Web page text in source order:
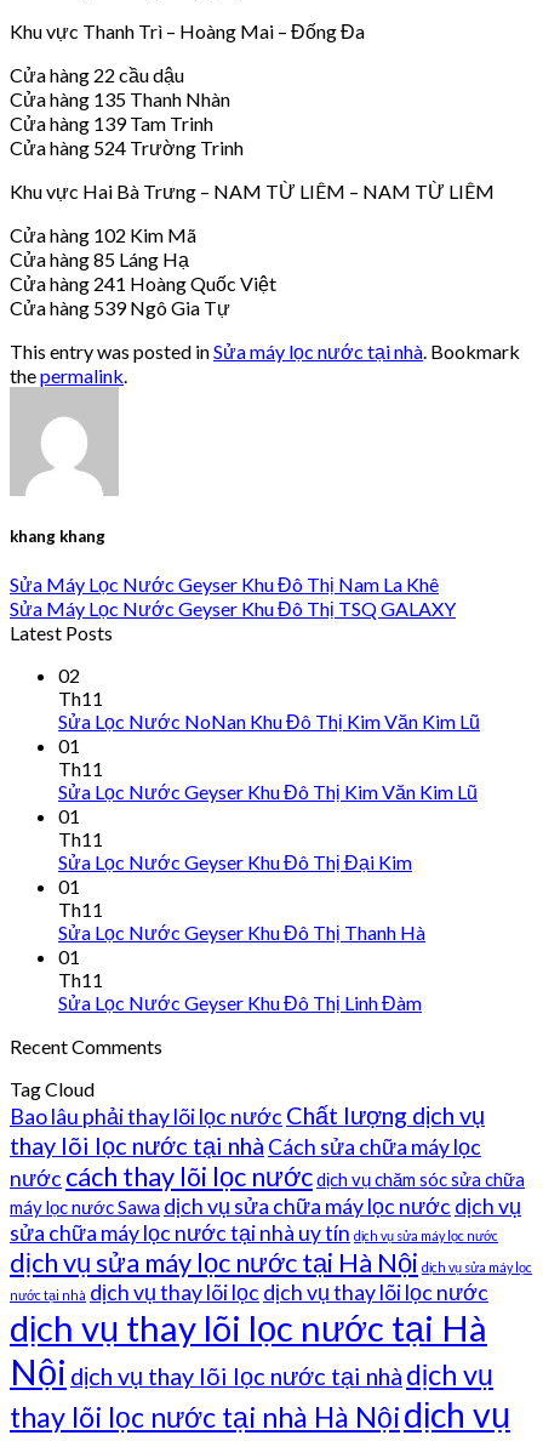
Khu vực Thanh Trì – Hoàng Mai – Đống Đa
Cửa hàng 22 cầu dậu
Cửa hàng 135 Thanh Nhàn
Cửa hàng 139 Tam Trinh
Cửa hàng 524 Trường Trinh
Khu vực Hai Bà Trưng – NAM TỪ LIÊM – NAM TỪ LIÊM
Cửa hàng 102 Kim Mã
Cửa hàng 85 Láng Hạ
Cửa hàng 241 Hoàng Quốc Việt
Cửa hàng 539 Ngô Gia Tự
This entry was posted inSửa máy lọc nước tại nhà . Bookmark
thepermalink
khang khang
Sửa Máy Lọc Nước Geyser Khu Đô Thị Nam La Khê
Sửa Máy Lọc Nước Geyser Khu Đô Thị TSQ GALAXY
Latest Posts
02
Th11
Sửa Lọc Nước NoNan Khu Đô Thị Kim Văn Kim Lũ
01
Th11
Sửa Lọc Nước Geyser Khu Đô Thị Kim Văn Kim Lũ
01
Th11
Sửa Lọc Nước Geyser Khu Đô Thị Đại Kim
01
Th11
Sửa Lọc Nước Geyser Khu Đô Thị Thanh Hà
01
Th11
Sửa Lọc Nước Geyser Khu Đô Thị Linh Đàm
Recent Comments
Tag Cloud
Bao lâu phải thay lõi lọc nước Chất lượng dịch vụ
thay lõi lọc nước tại nhà Cách sửa chữa máy lọc
nước cách thay lõi lọc nướcdịch vụ chăm sóc sửa chữa
máy lọc nước Sawa dịch vụ sửa chữa máy lọc nước dịch vụ
sửa chữa máy lọc nước tại nhà uy tín dịch vụ sửa máy lọc nước
dịch vụ sửa máy lọc nước tại Hà Nội dịch vụ sửa máy lọc
nước tại nhà dịch vụ thay lõi lọc dịch vụ thay lõi lọc nước
dịch vụ thay lõi lọc nước tại Hà
Nội dịch vụ thay lõi lọc nước tại nhà dịch vụ
thay lõi lọc nước tại nhà Hà Nộidịch vụ